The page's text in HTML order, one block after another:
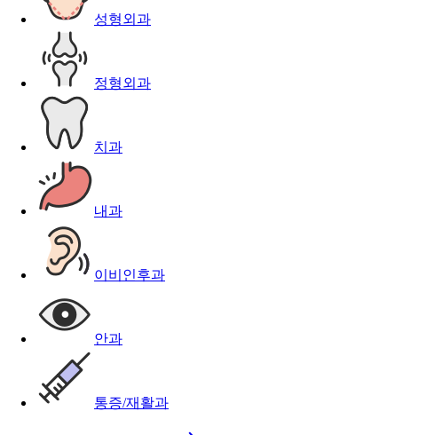
성형외과
정형외과
치과
내과
이비인후과
안과
통증/재활과